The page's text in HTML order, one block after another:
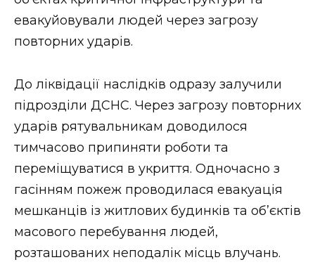
НОВИНИ ЗАХІДНОЇ УКРАЇНИ
ФОТО
ВІДЕО
евакуйовували людей через загрозу
повторних ударів.
До ліквідації наслідків одразу залучили
підрозділи ДСНС. Через загрозу повторних
ударів рятувальникам доводилося
тимчасово припиняти роботи та
переміщуватися в укриття. Одночасно з
гасінням пожеж проводилася евакуація
мешканців із житлових будинків та об’єктів
масового перебування людей,
розташованих неподалік місць влучань.